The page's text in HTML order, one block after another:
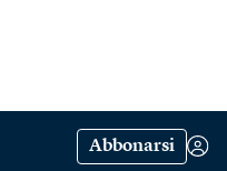
Abbonarsi